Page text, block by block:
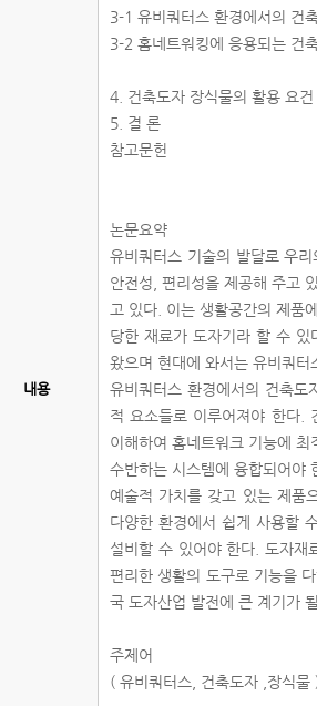
내용
3-1 유비쿼터스 환경에서의 건
3-2 홈네트워킹에 응용되는 건
4. 건축도자 장식물의 활용 요건
5. 결 론
참고문헌
논문요약
유비쿼터스 기술의 발달로 우
안전성, 편리성을 제공해 주고
고 있다. 이는 생활공간의 제품
당한 재료가 도자기라 할 수 있
왔으며 현대에 와서는 유비쿼터
유비쿼터스 환경에서의 건축도
적 요소들로 이루어져야 한다.
이해하여 홈네트워크 기능에
수반하는 시스템에 융합되어야
예술적 가치를 갖고 있는 제품
다양한 환경에서 쉽게 사용할
설비할 수 있어야 한다. 도자재
편리한 생활의 도구로 기능을
국 도자산업 발전에 큰 계기가
주제어
( 유비쿼터스, 건축도자 ,장식물